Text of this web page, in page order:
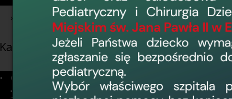
› › Ogłoszenia
Kategorie informacji
Ogłoszenia
Sprzęt na sprzedaż
Ogłoszenia
Konkurs na
22 grudnia 2023, 13:32